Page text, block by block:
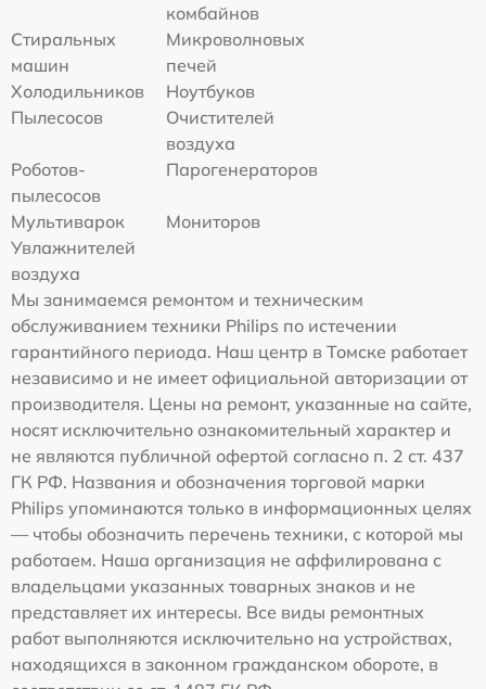
комбайнов
Стиральных
машин
Микроволновых
печей
Холодильников
Ноутбуков
Пылесосов
Очистителей
воздуха
Роботов-
пылесосов
Парогенераторов
Мультиварок
Мониторов
Увлажнителей
воздуха
Мы занимаемся ремонтом и техническим
обслуживанием техники Philips по истечении
гарантийного периода. Наш центр в Томске работает
независимо и не имеет официальной авторизации от
производителя. Цены на ремонт, указанные на сайте,
носят исключительно ознакомительный характер и
не являются публичной офертой согласно п. 2 ст. 437
ГК РФ. Названия и обозначения торговой марки
Philips упоминаются только в информационных целях
— чтобы обозначить перечень техники, с которой мы
работаем. Наша организация не аффилирована с
владельцами указанных товарных знаков и не
представляет их интересы. Все виды ремонтных
работ выполняются исключительно на устройствах,
находящихся в законном гражданском обороте, в